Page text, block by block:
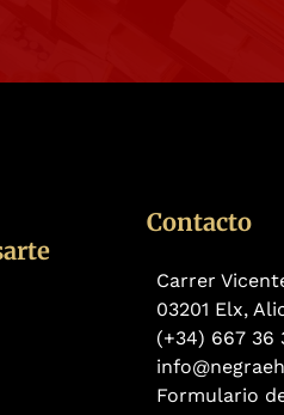
Contacto
Carrer
03201 Elx,
(+34) 667 36
Formulario